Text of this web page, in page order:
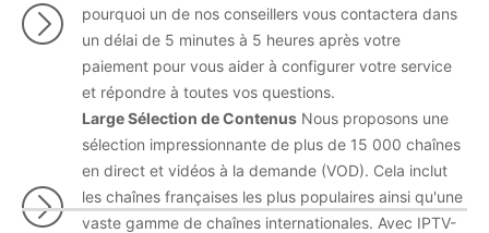
pourquoi un de nos conseillers vous contactera dans
un délai de 5 minutes à 5 heures après votre
paiement pour vous aider à configurer votre service
et répondre à toutes vos questions.
Large Sélection de Contenus Nous proposons une
sélection impressionnante de plus de 15 000 chaînes
en direct et vidéos à la demande (VOD). Cela inclut
les chaînes françaises les plus populaires ainsi qu'une
vaste gamme de chaînes internationales. Avec IPTV-